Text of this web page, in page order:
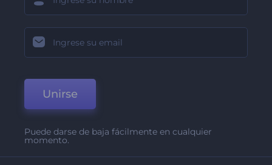
Unirse
Puede darse de baja fácilmente en cualquier
momento.